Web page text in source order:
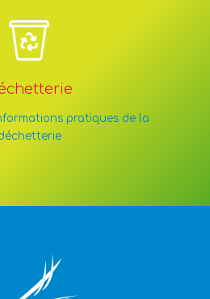
pratiques de la